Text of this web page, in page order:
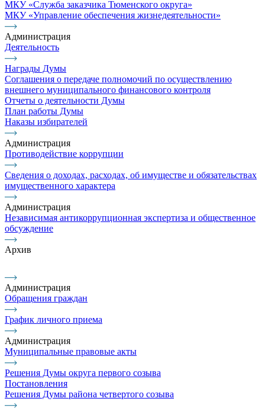
МКУ «Служба заказчика Тюменского округа»
МКУ «Управление обеспечения жизнедеятельности»
Администрация
Деятельность
Награды Думы
Соглашения о передаче полномочий по осуществлению
внешнего муниципального финансового контроля
Отчеты о деятельности Думы
План работы Думы
Наказы избирателей
Администрация
Противодействие коррупции
Сведения о доходах, расходах, об имуществе и обязательствах
имущественного характера
Администрация
Независимая антикоррупционная экспертиза и общественное
обсуждение
Архив
Администрация
Обращения граждан
График личного приема
Администрация
Муниципальные правовые акты
Решения Думы округа первого созыва
Постановления
Решения Думы района четвертого созыва